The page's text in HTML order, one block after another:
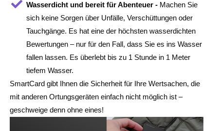
Wasserdicht und bereit für Abenteuer -Machen Sie
sich keine Sorgen über Unfälle, Verschüttungen oder
Tauchgänge. Es hat eine der höchsten wasserdichten
Bewertungen – nur für den Fall, dass Sie es ins Wasser
fallen lassen. Es überlebt bis zu 1 Stunde in 1 Meter
tiefem Wasser.
SmartCard gibt Ihnen die Sicherheit für Ihre Wertsachen, die
mit anderen Ortungsgeräten einfach nicht möglich ist –
geschweige denn ohne eines!